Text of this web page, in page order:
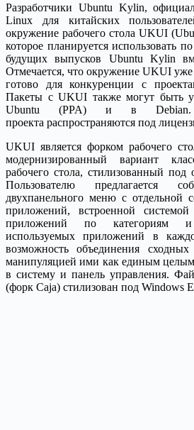
Разработчики Ubuntu Kylin,
Linux для китайских
окружение рабочего стола UKUI
которое планируется использовать
будущих выпусков Ubuntu Kylin
Отмечается, что окружение UKUI уже
готово для конкуренции с
Пакеты с UKUI также могут быть
Ubuntu (PPA) и в Debian.
проекта распространяются под
UKUI является форком рабочего
модернизированный вариант
рабочего стола, стилизованный
Пользователю предлагается
двухпанельного меню с отдельной
приложений, встроенной
приложений по категориям
используемых приложений в
возможность объединения
манипуляцией ими как единым
в систему и панель управления.
(форк Caja) стилизован под Windows